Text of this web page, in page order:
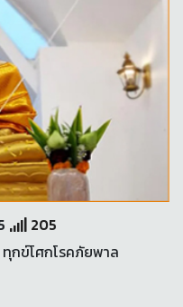
205
กข์โศกโรคภัยพาล